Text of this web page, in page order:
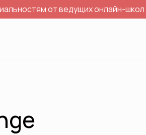
от ведущих онлайн-школ